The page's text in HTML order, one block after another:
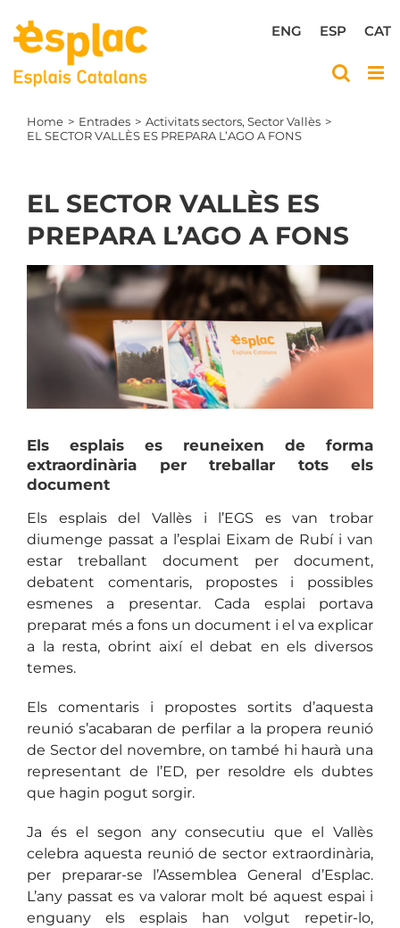
content
CAT
ESP
ENG
Home Entrades Activitats sectors Sector Vallès
EL SECTOR VALLÈS ES PREPARA L’AGO A FONS
EL SECTOR VALLÈS ES
PREPARA L’AGO A FONS
View
Larger
Els esplais es reuneixen de forma
extraordinària per treballar tots els
document
Els esplais del Vallès i l’EGS es van trobar
diumenge passat a l’esplai Eixam de Rubí i van
estar treballant document per document,
debatent comentaris, propostes i possibles
esmenes a presentar. Cada esplai portava
preparat més a fons un document i el va explicar
a la resta, obrint així el debat en els diversos
temes.
Els comentaris i propostes sortits d’aquesta
reunió s’acabaran de perfilar a la propera reunió
de Sector del novembre, on també hi haurà una
representant de l’ED, per resoldre els dubtes
que hagin pogut sorgir.
Ja és el segon any consecutiu que el Vallès
celebra aquesta reunió de sector extraordinària,
per preparar-se l’Assemblea General d’Esplac.
L’any passat es va valorar molt bé aquest espai i
enguany els esplais han volgut repetir-lo,